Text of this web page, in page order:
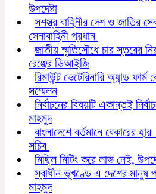
উপদেষ্টা
সশস্ত্র বাহিনীর দেশ ও জাতির
সেনাবাহিনী প্রধান
জাতীয় স্মৃতিসৌধে চার স্তরের
রেঞ্জের ডিআইজি
রিমাউন্ট ভেটেরিনারি অ্যান্ড
সম্মেলন
নির্বাচনের বিষয়টি একান্তই
মাহমুদ
বাংলাদেশে বর্তমানে বেকারের
সচিব
মিছিল মিটিং করে লাভ নেই,
স্বাধীন ভূখণ্ডে এ দেশের মানুষ
মাহমুদ